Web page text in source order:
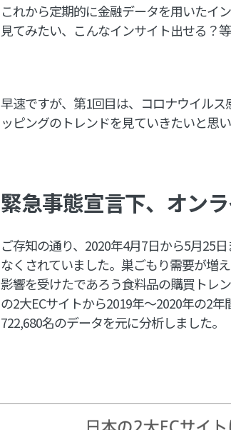
これから定期的に金融データを用いたイ
見てみたい、こんなインサイト出せる？
早速ですが、第1回目は、コロナウイル
ッピングのトレンドを見ていきたいと思い
緊急事態宣言下、オン
ご存知の通り、2020年4月7日から5月25
なくされていました。巣ごもり需要が増
影響を受けたであろう食料品の購買トレ
の2大ECサイトから2019年〜2020年の2
722,680名のデータを元に分析しました。